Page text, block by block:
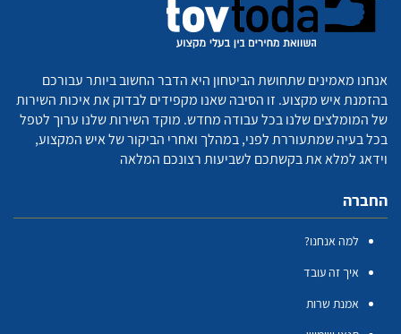
אנחנו מאמינים שתחושת הביטחון היא הדבר החשוב ביותר עבורכם
בהזמנת איש מקצוע. זו הסיבה שאנו מקפידים לבדוק את איכות השירות
של המומלצים שלנו בכל עבודה מחדש. מוקד השירות שלנו ערוך לטפל
בכל בעיה שמתעוררת לפני, במהלך ואחרי הביקור של איש המקצוע,
וידאג למלא את בקשתכם לשביעות רצונכם המלאה
החברה
למה אנחנו?
איך זה עובד
אמנת שרות